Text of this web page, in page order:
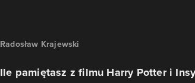
Radosław Krajewski
Ile pamiętasz z filmu Harry Potter i